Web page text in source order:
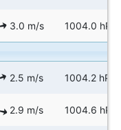
3.0 m/s 1004.0 hPa
2.5 m/s 1004.2 hPa
2.9 m/s 1004.6 hPa